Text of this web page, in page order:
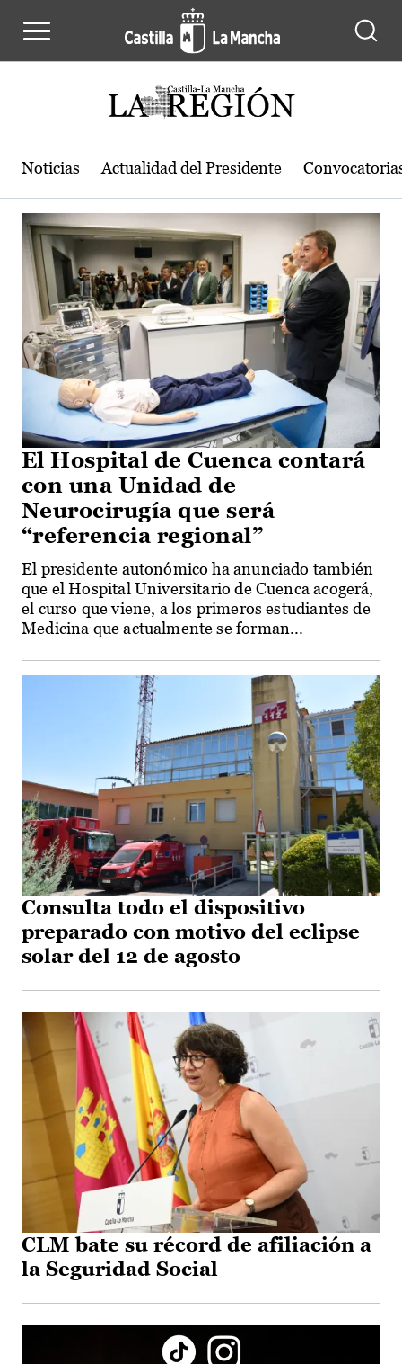
Actualidad de la región de Castilla-
Noticias Actualidad del Presidente
El Hospital de Cuenca contará
con una Unidad de
Neurocirugía que será
“referencia regional”
El presidente autonómico ha anunciado también
que el Hospital Universitario de Cuenca acogerá,
el curso que viene, a los primeros estudiantes de
Medicina que actualmente se forman...
Consulta todo el dispositivo
preparado con motivo del eclipse
solar del 12 de agosto
CLM bate su récord de afiliación a
la Seguridad Social